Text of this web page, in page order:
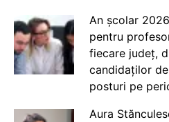
An școlar
pentru
fiecare județ,
candidaților
posturi pe
Aura